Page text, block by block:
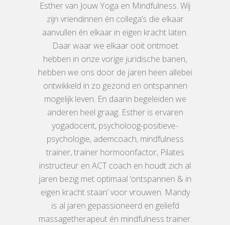
Esther van Jouw Yoga en Mindfulness. Wij
zijn vriendinnen én collega’s die elkaar
aanvullen én elkaar in eigen kracht laten.
Daar waar we elkaar ooit ontmoet
hebben in onze vorige juridische banen,
hebben we ons door de jaren heen allebei
ontwikkeld in zo gezond en ontspannen
mogelijk leven. En daarin begeleiden we
anderen heel graag. Esther is ervaren
yogadocent, psycholoog-positieve-
psychologie, ademcoach, mindfulness
trainer, trainer hormoonfactor, Pilates
instructeur en ACT coach en houdt zich al
jaren bezig met optimaal ‘ontspannen & in
eigen kracht staan’ voor vrouwen. Mandy
is al jaren gepassioneerd en geliefd
massagetherapeut én mindfulness trainer.